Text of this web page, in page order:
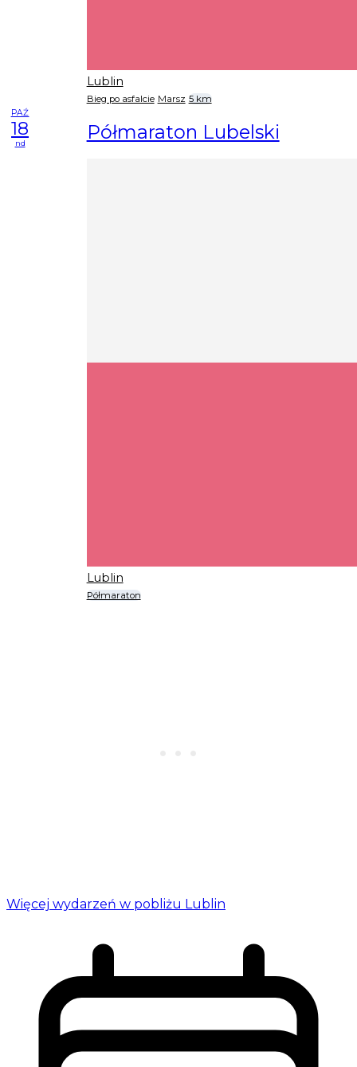
Lublin
Bieg po asfalcie Marsz 5 km
PAŹ
18
nd Półmaraton Lubelski
Lublin
Półmaraton
Więcej wydarzeń w pobliżu Lublin